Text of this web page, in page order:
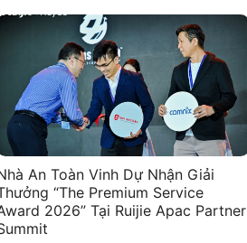
An Toàn Vinh Dự Nhận Giải
“The Premium Service
2026” Tại Ruijie Apac Partner